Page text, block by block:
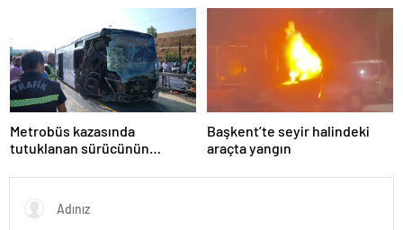
Metrobüs kazasında
tutuklanan sürücünün
Başkent’te seyir halindeki
araçta yangın